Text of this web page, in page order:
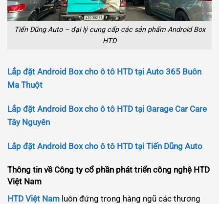
Tiến Dũng Auto – đại lý cung cấp các sản phẩm Android Box
HTD
Lắp đặt Android Box cho ô tô HTD tại Auto 365 Buôn
Ma Thuột
Lắp đặt Android Box cho ô tô HTD tại Garage Car Care
Tây Nguyên
Lắp đặt Android Box cho ô tô HTD tại Tiến Dũng Auto
Thông tin về Công ty cổ phần phát triển công nghệ HTD
Việt Nam
HTD Việt Nam luôn đứng trong hàng ngũ các thương